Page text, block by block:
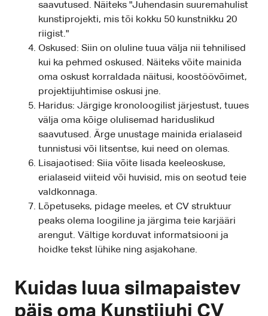
saavutused. Näiteks "Juhendasin suuremahulist
kunstiprojekti, mis tõi kokku 50 kunstnikku 20
riigist."
Oskused: Siin on oluline tuua välja nii tehnilised
kui ka pehmed oskused. Näiteks võite mainida
oma oskust korraldada näitusi, koostöövõimet,
projektijuhtimise oskusi jne.
Haridus: Järgige kronoloogilist järjestust, tuues
välja oma kõige olulisemad hariduslikud
saavutused. Ärge unustage mainida erialaseid
tunnistusi või litsentse, kui need on olemas.
Lisajaotised: Siia võite lisada keeleoskuse,
erialaseid viiteid või huvisid, mis on seotud teie
valdkonnaga.
Lõpetuseks, pidage meeles, et CV struktuur
peaks olema loogiline ja järgima teie karjääri
arengut. Vältige korduvat informatsiooni ja
hoidke tekst lühike ning asjakohane.
Kuidas luua silmapaistev
päis oma Kunstijuhi CV